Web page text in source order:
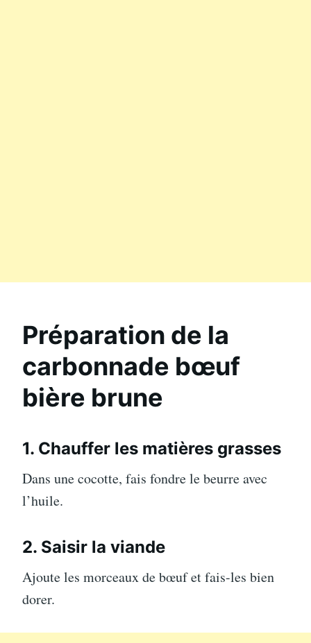
Préparation de la
carbonnade bœuf
bière brune
1. Chauffer les matières grasses
Dans une cocotte, fais fondre le beurre avec
l’huile.
2. Saisir la viande
Ajoute les morceaux de bœuf et fais-les bien
dorer.